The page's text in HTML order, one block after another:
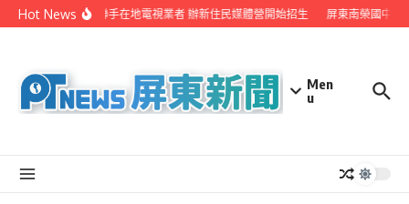
Skip to content
Hot News屏縣府聯手在地電視業者 辦新住民媒體營開始招生 屏東南榮國中赴
Men
u